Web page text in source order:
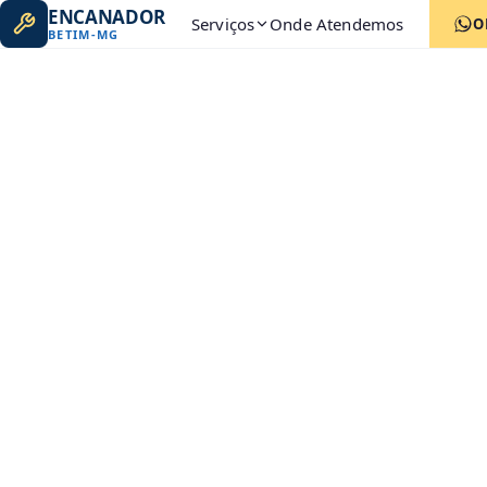
ENCANADOR
BETIM-MG Serviços Onde Atendemos